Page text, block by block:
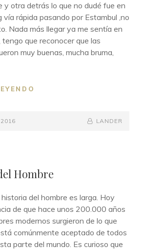
y otra detrás lo que no dudé fue en
vía rápida pasando por Estambul ,no
Nada más llegar ya me sentía en
que reconocer que las
muy buenas, mucha bruma,
BY
BYLINE
LANDER
Hombre
del hombre es larga. Hoy
de que hace unos 200.000 años
modernos surgieron de lo que
comúnmente aceptado de todos
parte del mundo. Es curioso que